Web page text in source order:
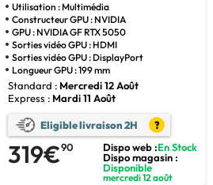
Utilisation : Multimédia
Constructeur GPU : NVIDIA
GPU : NVIDIA GF RTX 5050
Sorties vidéo GPU : HDMI
Sorties vidéo GPU : DisplayPort
Longueur GPU : 199 mm
Standard : Mercredi 12 Août
Express : Mardi 11 Août
Eligible livraison 2H ?
319€90 Dispo web :En Stock
Dispo magasin :
Disponible
mercredi 12 août